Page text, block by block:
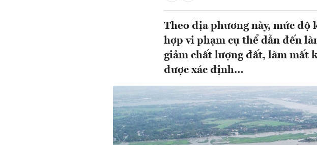
Theo địa phương này, mức
hợp vi phạm cụ thể dẫn đến
giảm chất lượng đất, làm mất
được xác định…